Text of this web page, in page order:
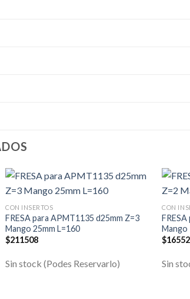
CON INSERTOS
FRESA para APMT1135 d25mm Z=3
Mango 25mm L=160
$211508
Sin stock (Podes Reservarlo)
CON
Mango
$
Sin